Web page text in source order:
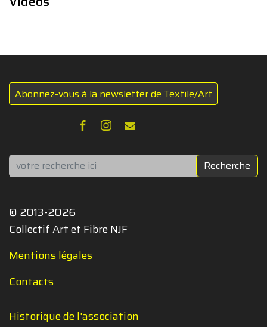
Abonnez-vous à la newsletter de Textile/Art
Rechercher Recherche
© 2013-2026
Collectif Art et Fibre NJF
Mentions légales
Contacts
Historique de l'association